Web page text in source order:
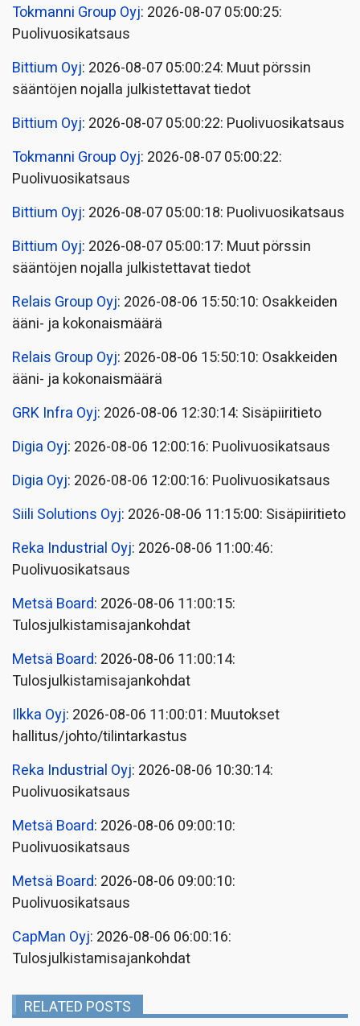
Tokmanni Group Oyj: 2026-08-07 05:00:25:
Puolivuosikatsaus
Bittium Oyj: 2026-08-07 05:00:24: Muut pörssin
sääntöjen nojalla julkistettavat tiedot
Bittium Oyj: 2026-08-07 05:00:22: Puolivuosikatsaus
Tokmanni Group Oyj: 2026-08-07 05:00:22:
Puolivuosikatsaus
Bittium Oyj: 2026-08-07 05:00:18: Puolivuosikatsaus
Bittium Oyj: 2026-08-07 05:00:17: Muut pörssin
sääntöjen nojalla julkistettavat tiedot
Relais Group Oyj: 2026-08-06 15:50:10: Osakkeiden
ääni- ja kokonaismäärä
Relais Group Oyj: 2026-08-06 15:50:10: Osakkeiden
ääni- ja kokonaismäärä
GRK Infra Oyj: 2026-08-06 12:30:14: Sisäpiiritieto
Digia Oyj: 2026-08-06 12:00:16: Puolivuosikatsaus
Digia Oyj: 2026-08-06 12:00:16: Puolivuosikatsaus
Siili Solutions Oyj: 2026-08-06 11:15:00: Sisäpiiritieto
Reka Industrial Oyj: 2026-08-06 11:00:46:
Puolivuosikatsaus
Metsä Board: 2026-08-06 11:00:15:
Tulosjulkistamisajankohdat
Metsä Board: 2026-08-06 11:00:14:
Tulosjulkistamisajankohdat
Ilkka Oyj: 2026-08-06 11:00:01: Muutokset
hallitus/johto/tilintarkastus
Reka Industrial Oyj: 2026-08-06 10:30:14:
Puolivuosikatsaus
Metsä Board: 2026-08-06 09:00:10:
Puolivuosikatsaus
Metsä Board: 2026-08-06 09:00:10:
Puolivuosikatsaus
CapMan Oyj: 2026-08-06 06:00:16:
Tulosjulkistamisajankohdat
RELATED POSTS